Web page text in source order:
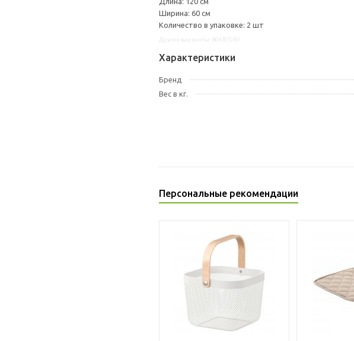
Ширина: 60 см
Количество в упаковке: 2 шт
Характеристики
Бренд
Вес в кг.
Персональные рекомендации